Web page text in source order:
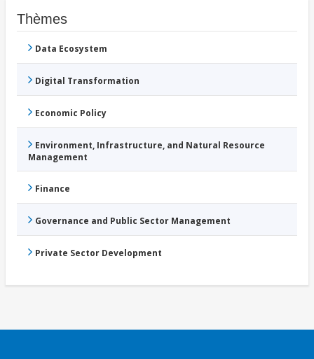
Thèmes
Data Ecosystem
Digital Transformation
Economic Policy
Environment, Infrastructure, and Natural Resource
Management
Finance
Governance and Public Sector Management
Private Sector Development